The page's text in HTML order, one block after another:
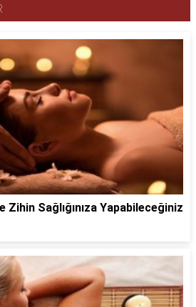
Zihin Sağlığınıza Yapabileceğiniz